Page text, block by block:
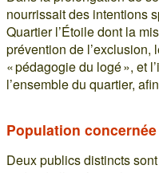
nourrissait des intentions
Quartier l’Étoile dont la
prévention de l’exclusion,
« pédagogie du logé », et
l’ensemble du quartier,
Population
Deux publics distincts